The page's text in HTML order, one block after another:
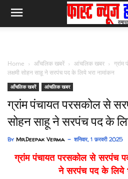
Home आँचलिक खबरें आंचलिक खबर
ग्रांम
लक्षमी सोहन साहू ने सरपंच पद के लिये भरा नामांकन
आँचलिक खबरें आंचलिक खबर
ग्रांम पंचायत परसकोल से
सोहन साहू ने सरपंच पद के
By Mr.Deepak Verma शनिवार, 1 फ़रवरी 2025
ग्रांम पंचायत परसकोल से सरपंच
ने सरपंच पद के लिये